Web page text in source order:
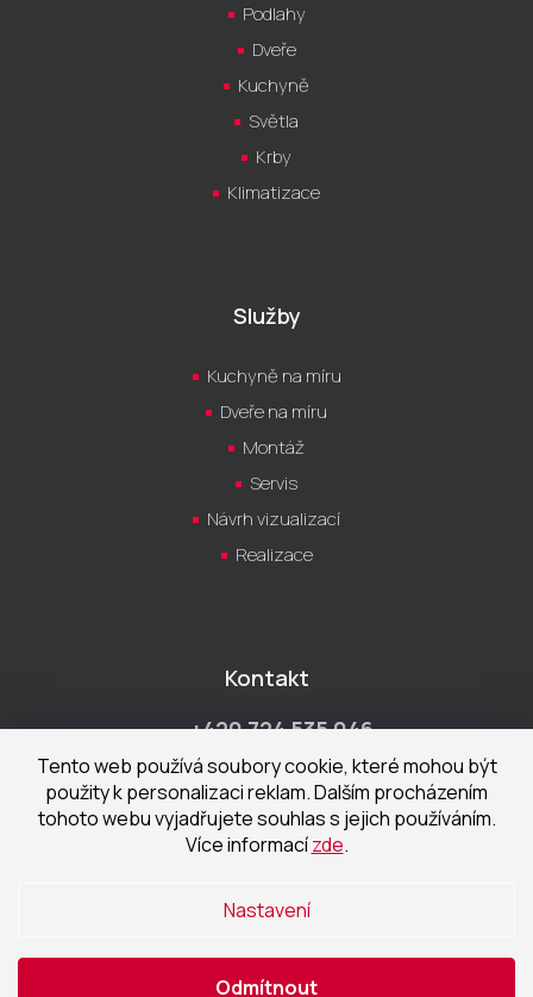
Tento web používá soubory cookie, které mohou být
použity k personalizaci reklam. Dalším procházením
tohoto webu vyjadřujete souhlas s jejich používáním.
Více informacízde.
Nastavení
Odmítnout
Podlahy
Dveře
Kuchyně
Světla
Krby
Klimatizace
Služby
Kuchyně na míru
Dveře na míru
Montáž
Servis
Návrh vizualizací
Realizace
Kontakt
+420 724 535 046
Po-Pá 9:00 - 18:00 hod
obchod@cecetka.cz
370 01 České Budějovice